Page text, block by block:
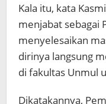
Kala itu, kata
menjabat sebagai
menyelesaikan
dirinya langsung
di fakultas Unmul
Dikatakannya,